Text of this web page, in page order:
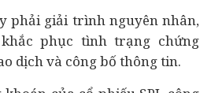
phải giải trình nguyên nhân,
phục tình trạng chứng
dịch và công bố thông tin.